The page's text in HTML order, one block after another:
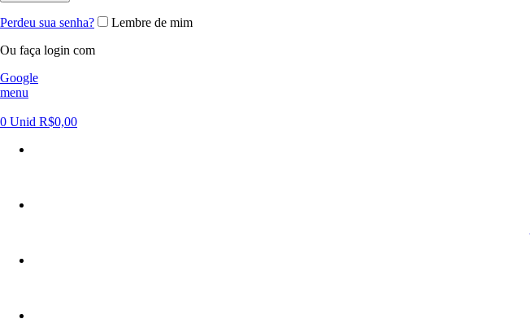
Perdeu sua senha?
Lembre de mim
Ou faça login com
Google
menu
0 Unid R$0,00